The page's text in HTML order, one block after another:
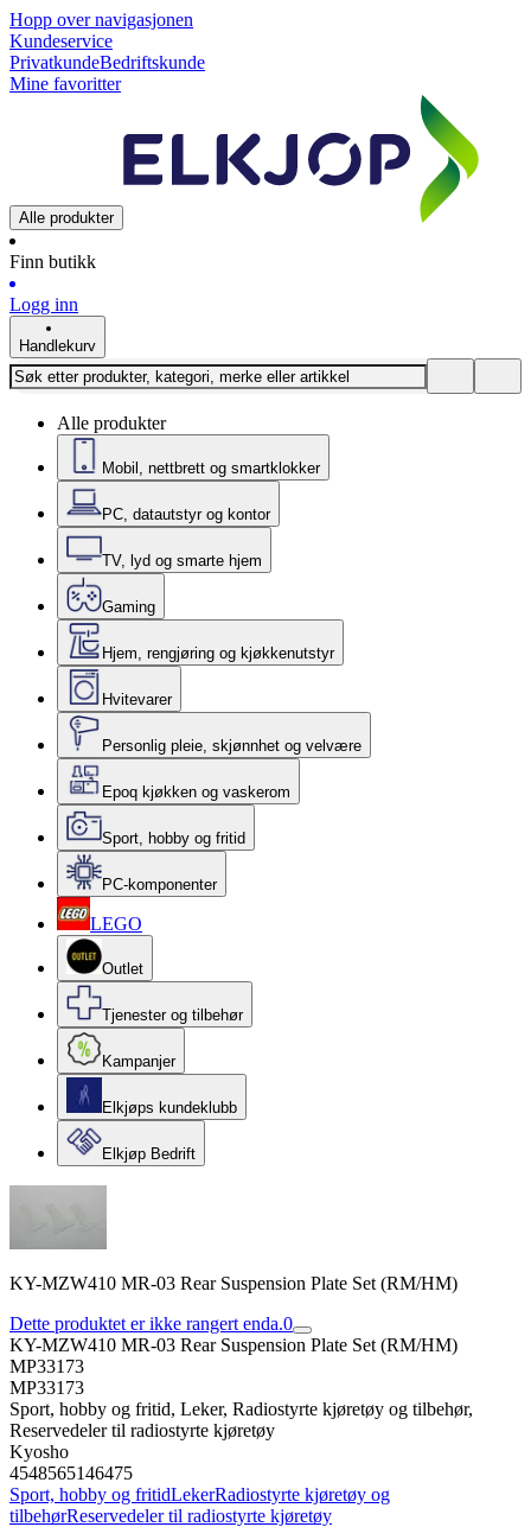
Hopp over navigasjonen
Kundeservice
PrivatkundeBedriftskunde
Mine favoritter
Alle produkter
Finn butikk
Logg inn
Handlekurv
Alle produkter
Mobil, nettbrett og smartklokker
PC, datautstyr og kontor
TV, lyd og smarte hjem
Gaming
Hjem, rengjøring og kjøkkenutstyr
Hvitevarer
Personlig pleie, skjønnhet og velvære
Epoq kjøkken og vaskerom
Sport, hobby og fritid
PC-komponenter
LEGO
Outlet
Tjenester og tilbehør
Kampanjer
Elkjøps kundeklubb
Elkjøp Bedrift
KY-MZW410 MR-03 Rear Suspension Plate Set (RM/HM)
Dette produktet er ikke rangert enda.0
KY-MZW410 MR-03 Rear Suspension Plate Set (RM/HM)
MP33173
MP33173
Sport, hobby og fritid, Leker, Radiostyrte kjøretøy og tilbehør,
Reservedeler til radiostyrte kjøretøy
Kyosho
4548565146475
Sport, hobby og fritidLekerRadiostyrte kjøretøy og
tilbehørReservedeler til radiostyrte kjøretøy